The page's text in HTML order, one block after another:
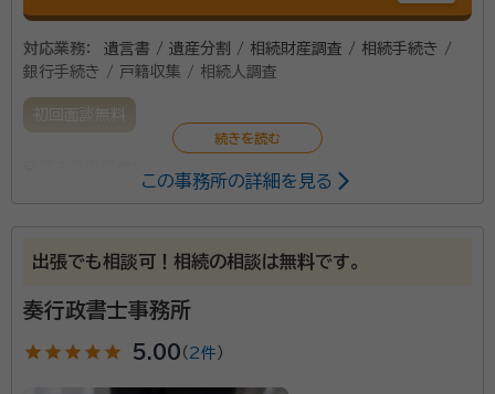
対応業務：
遺言書 / 遺産分割 / 相続財産調査 / 相続手続き /
銀行手続き / 戸籍収集 / 相続人調査
初回面談無料
所属団体：埼玉県行政書士会
この事務所の詳細を見る
出張でも相談可！相続の相談は無料です。
奏行政書士事務所
star star star star star 5.00 （ 2件 ）